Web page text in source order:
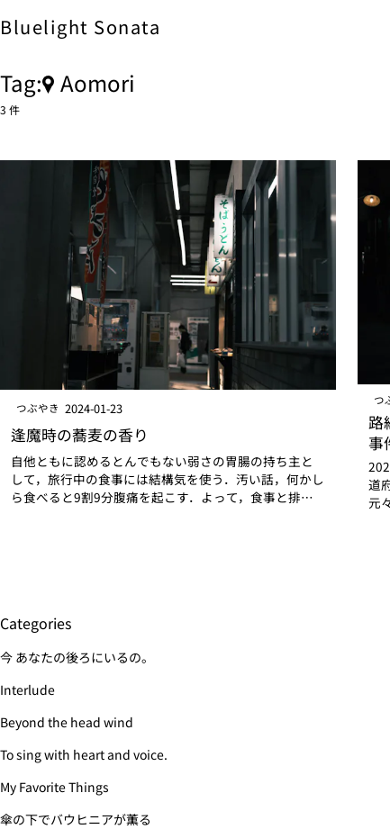
Bluelight Sonata
Tag: Aomori
3 件
つぶやき 2024-01-23
逢魔時の蕎麦の香り
自他ともに認めるとんでもない弱さの胃腸の持ち主と
して，旅行中の食事には結構気を使う．汚い話，何かし
ら食べると9割9分腹痛を起こす．よって，食事と排泄
つ
路
事
道
元
Categories
今 あなたの後ろにいるの。
Interlude
Beyond the head wind
To sing with heart and voice.
My Favorite Things
傘の下でバウヒニアが薫る